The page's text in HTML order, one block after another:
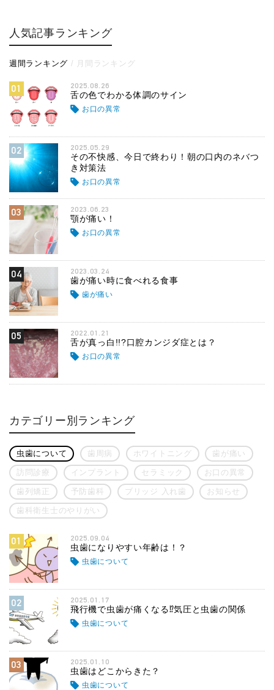
人気記事ランキング
週間ランキング 月間ランキング
01 2025.08.26
舌の色でわかる体調のサイン
お口の異常
02 2025.05.29
その不快感、今日で終わり！朝の口内のネバつ
き対策法
お口の異常
03 2023.06.23
顎が痛い！
お口の異常
04 2023.03.24
歯が痛い時に食べれる食事
歯が痛い
05 2022.01.21
舌が真っ白!!?口腔カンジダ症とは？
お口の異常
カテゴリー別ランキング
虫歯について 歯周病 ホワイトニング 歯が痛い
訪問診療 インプラント セラミック お口の異常
歯列矯正 予防歯科 ブリッジ 入れ歯 お知らせ
歯科衛生士のやりがい
01 2025.09.04
虫歯になりやすい年齢は！？
虫歯について
02 2025.01.17
飛行機で虫歯が痛くなる⁉気圧と虫歯の関係
虫歯について
03 2025.01.10
虫歯はどこからきた？
虫歯について